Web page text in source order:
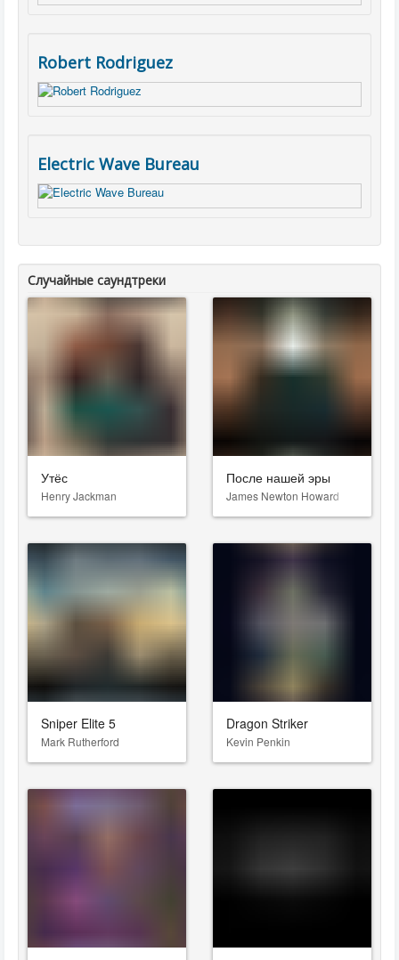
Robert Rodriguez
Electric Wave Bureau
Случайные саундтреки
Утёс
Henry Jackman
После нашей эры
James Newton Howard
Sniper Elite 5
Mark Rutherford
Dragon Striker
Kevin Penkin